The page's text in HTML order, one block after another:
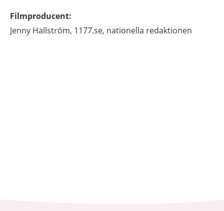
Filmproducent:
Jenny Hallström, 1177.se, nationella redaktionen